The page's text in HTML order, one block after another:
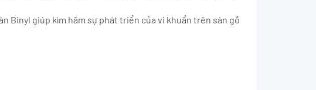
Binyl giúp kìm hãm sự phát triển của vi khuẩn trên sàn gỗ